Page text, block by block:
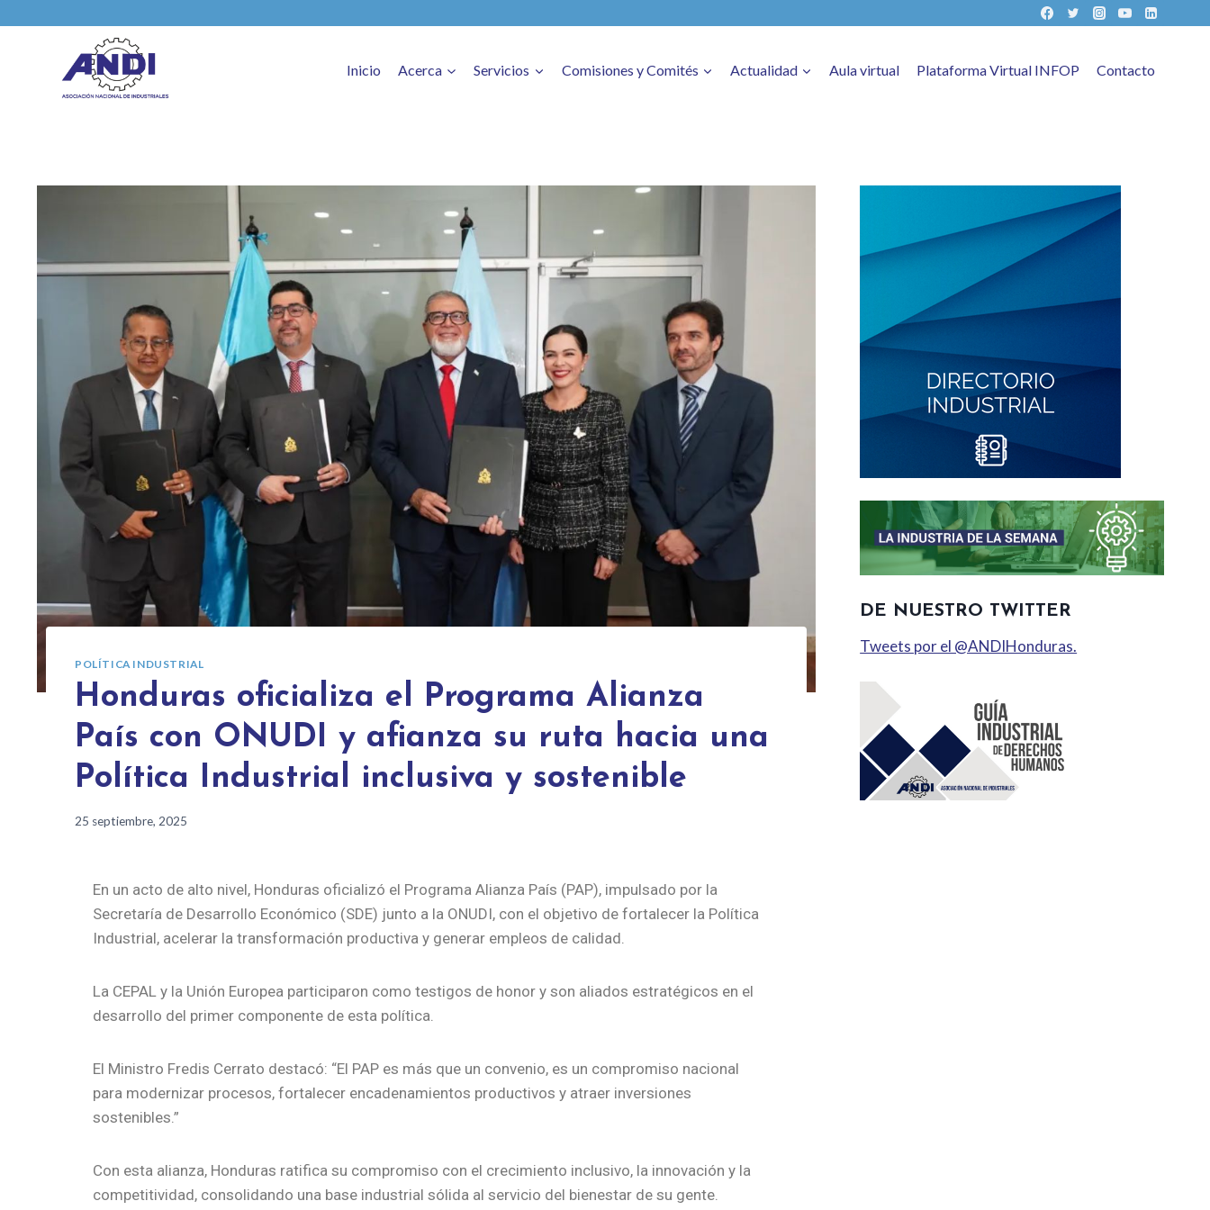
Inicio Acerca Servicios Comisiones y Comités Actualidad Aula virtual Plataforma Virtual INFOP Contacto
POLÍTICA INDUSTRIAL
Honduras oficializa el Programa Alianza
País con ONUDI y afianza su ruta hacia una
Política Industrial inclusiva y sostenible
25 septiembre, 2025
En un acto de alto nivel, Honduras oficializó el Programa Alianza País (PAP), impulsado por la
Secretaría de Desarrollo Económico (SDE) junto a la ONUDI, con el objetivo de fortalecer la Política
Industrial, acelerar la transformación productiva y generar empleos de calidad.
La CEPAL y la Unión Europea participaron como testigos de honor y son aliados estratégicos en el
desarrollo del primer componente de esta política.
El Ministro Fredis Cerrato destacó: “El PAP es más que un convenio, es un compromiso nacional
para modernizar procesos, fortalecer encadenamientos productivos y atraer inversiones
sostenibles.”
Con esta alianza, Honduras ratifica su compromiso con el crecimiento inclusivo, la innovación y la
competitividad, consolidando una base industrial sólida al servicio del bienestar de su gente.
DE NUESTRO TWITTER
Tweets por el @ANDIHonduras.